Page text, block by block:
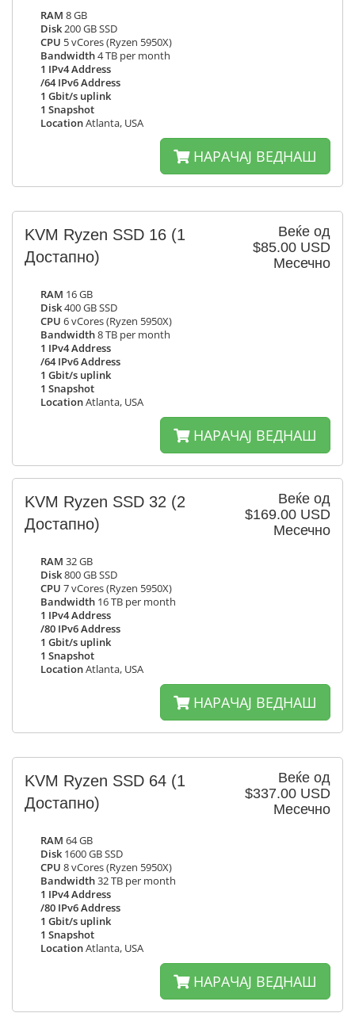
RAM 8 GB
Disk200 GB SSD
CPU 5 vCores (Ryzen 5950X)
Bandwidth4 TB per month
1 IPv4 Address
/64 IPv6 Address
1 Gbit/s uplink
1 Snapshot
LocationAtlanta, USA
НАРАЧАЈ ВЕДНАШ
Веќе од
$85.00 USD
Месечно
KVM Ryzen SSD 16 (1
Достапно)
RAM 16 GB
Disk400 GB SSD
CPU 6 vCores (Ryzen 5950X)
Bandwidth8 TB per month
1 IPv4 Address
/64 IPv6 Address
1 Gbit/s uplink
1 Snapshot
LocationAtlanta, USA
НАРАЧАЈ ВЕДНАШ
Веќе од
$169.00 USD
Месечно
KVM Ryzen SSD 32 (2
Достапно)
RAM 32 GB
Disk800 GB SSD
CPU 7 vCores (Ryzen 5950X)
Bandwidth 16 TB per month
1 IPv4 Address
/80 IPv6 Address
1 Gbit/s uplink
1 Snapshot
LocationAtlanta, USA
НАРАЧАЈ ВЕДНАШ
Веќе од
$337.00 USD
Месечно
KVM Ryzen SSD 64 (1
Достапно)
RAM 64 GB
Disk 1600 GB SSD
CPU 8 vCores (Ryzen 5950X)
Bandwidth32 TB per month
1 IPv4 Address
/80 IPv6 Address
1 Gbit/s uplink
1 Snapshot
LocationAtlanta, USA
НАРАЧАЈ ВЕДНАШ